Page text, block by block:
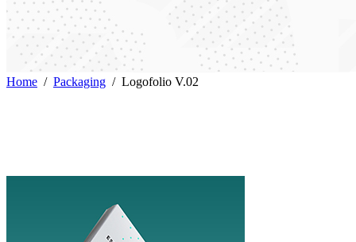
Home / Packaging / Logofolio V.02